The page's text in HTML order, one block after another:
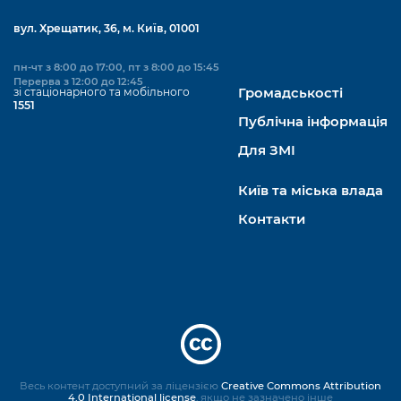
вул. Хрещатик, 36, м. Київ, 01001
пн-чт з 8:00 до 17:00, пт з 8:00 до 15:45
Перерва з 12:00 до 12:45
зі стаціонарного та мобільного
1551
Громадськості
Публічна інформація
Для ЗМІ
Київ та міська влада
Контакти
Весь контент доступний за ліцензією Creative Commons Attribution
4.0 International license, якщо не зазначено інше